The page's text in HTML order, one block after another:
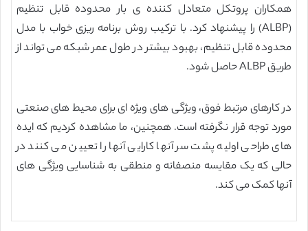
همکاران پروتکل متعادل کننده ی بار محدوده قابل تنظیم
(ALBP) را پیشنهاد کرد. با ترکیب روش برنامه ریزی خواب با مدل
محدوده قابل تنظیم، بهبود بیشتر در طول عمر شبکه می تواند از
طریق ALBP حاصل شود.
در کارهای مرتبط فوق، ویژگی های ویژه ای برای محیط های صنعتی
مورد توجه قرار نگرفته است. همچنین، ما مشاهده کردیم که ایده
های طراحی اولیه پشت سر آنها کارایی آنها را تعیین می کنند در
حالی که یک مقایسه منصفانه و منطقی به شناسایی ویژگی های
آنها کمک می کند.